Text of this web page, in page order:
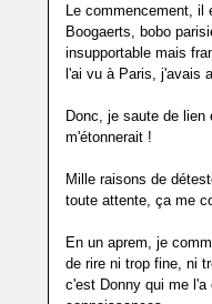
Le commencement,
Boogaerts, bobo
insupportable mais
l'ai vu à Paris, j'avais
Donc, je saute de
m'étonnerait !
Mille raisons de
toute attente, ça me
En un aprem, je
de rire ni trop fine, ni
c'est Donny qui me